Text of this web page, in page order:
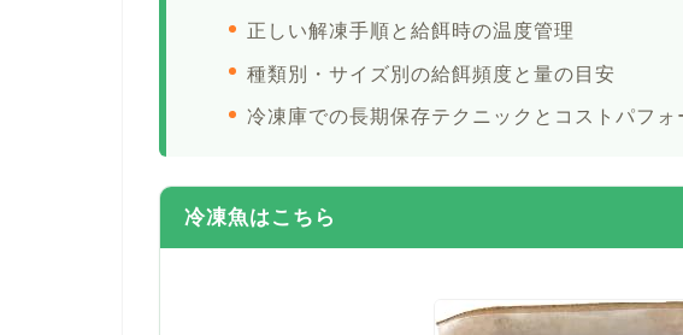
正しい解凍手順と給餌時の温度管理
種類別・サイズ別の給餌頻度と量の目安
冷凍庫での長期保存テクニックとコストパフォ
冷凍魚はこちら